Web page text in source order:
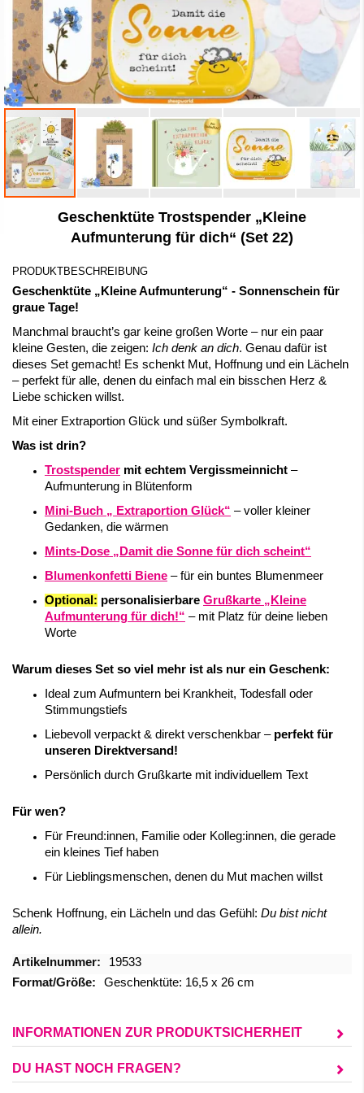
Geschenktüte Trostspender „Kleine
Aufmunterung für dich“ (Set 22)
PRODUKTBESCHREIBUNG
Geschenktüte „Kleine Aufmunterung“ - Sonnenschein für
graue Tage!
Manchmal braucht’s gar keine großen Worte – nur ein paar
kleine Gesten, die zeigen: Ich denk an dich. Genau dafür ist
dieses Set gemacht! Es schenkt Mut, Hoffnung und ein Lächeln
– perfekt für alle, denen du einfach mal ein bisschen Herz &
Liebe schicken willst.
Mit einer Extraportion Glück und süßer Symbolkraft.
Was ist drin?
Trostspender mit echtem Vergissmeinnicht –
Aufmunterung in Blütenform
Mini-Buch „ Extraportion Glück“ – voller kleiner
Gedanken, die wärmen
Mints-Dose „Damit die Sonne für dich scheint“
Blumenkonfetti Biene – für ein buntes Blumenmeer
Optional: personalisierbare Grußkarte „Kleine
Aufmunterung für dich!“ – mit Platz für deine lieben
Worte
Warum dieses Set so viel mehr ist als nur ein Geschenk:
Ideal zum Aufmuntern bei Krankheit, Todesfall oder
Stimmungstiefs
Liebevoll verpackt & direkt verschenkbar – perfekt für
unseren Direktversand!
Persönlich durch Grußkarte mit individuellem Text
Für wen?
Für Freund:innen, Familie oder Kolleg:innen, die gerade
ein kleines Tief haben
Für Lieblingsmenschen, denen du Mut machen willst
Schenk Hoffnung, ein Lächeln und das Gefühl: Du bist nicht
allein.
Mehr
Informationen
19533
Geschenktüte: 16,5 x 26 cm
INFORMATIONEN ZUR PRODUKTSICHERHEIT
DU HAST NOCH FRAGEN?